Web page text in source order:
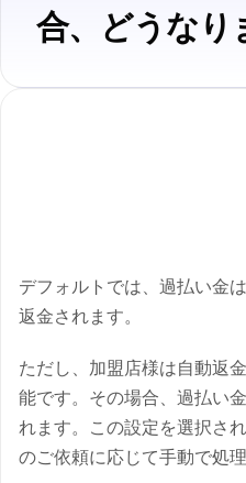
合、どうなり
デフォルトでは、過払い金
返金されます。
ただし、加盟店様は自動返
能です。その場合、過払い
れます。この設定を選択さ
のご依頼に応じて手動で処